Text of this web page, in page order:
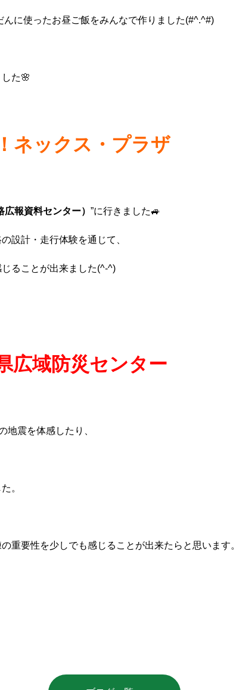
んに使ったお昼ご飯をみんなで作りました(#^.^#)
た🌸
ネックス・プラザ
報資料センター） ”に行きました🚙
設計・走行体験を通じて、
ることが出来ました(^-^)
広域防災センター
地震を体感したり、
。
重要性を少しでも感じることが出来たらと思います。